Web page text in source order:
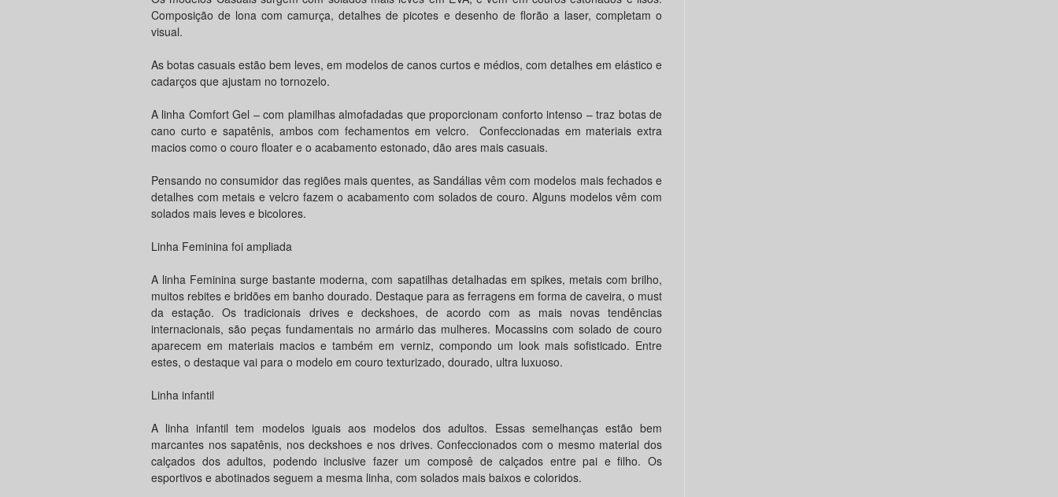
Composição de lona com camurça, detalhes de picotes e desenho de florão a laser, completam o
visual.
As botas casuais estão bem leves, em modelos de canos curtos e médios, com detalhes em elástico e
cadarços que ajustam no tornozelo.
A linha Comfort Gel – com plamilhas almofadadas que proporcionam conforto intenso – traz botas de
cano curto e sapatênis, ambos com fechamentos em velcro. Confeccionadas em materiais extra
macios como o couro floater e o acabamento estonado, dão ares mais casuais.
Pensando no consumidor das regiões mais quentes, as Sandálias vêm com modelos mais fechados e
detalhes com metais e velcro fazem o acabamento com solados de couro. Alguns modelos vêm com
solados mais leves e bicolores.
Linha Feminina foi ampliada
A linha Feminina surge bastante moderna, com sapatilhas detalhadas em spikes, metais com brilho,
muitos rebites e bridões em banho dourado. Destaque para as ferragens em forma de caveira, o must
da estação. Os tradicionais drives e deckshoes, de acordo com as mais novas tendências
internacionais, são peças fundamentais no armário das mulheres. Mocassins com solado de couro
aparecem em materiais macios e também em verniz, compondo um look mais sofisticado. Entre
estes, o destaque vai para o modelo em couro texturizado, dourado, ultra luxuoso.
Linha infantil
A linha infantil tem modelos iguais aos modelos dos adultos. Essas semelhanças estão bem
marcantes nos sapatênis, nos deckshoes e nos drives. Confeccionados com o mesmo material dos
calçados dos adultos, podendo inclusive fazer um composê de calçados entre pai e filho. Os
esportivos e abotinados seguem a mesma linha, com solados mais baixos e coloridos.